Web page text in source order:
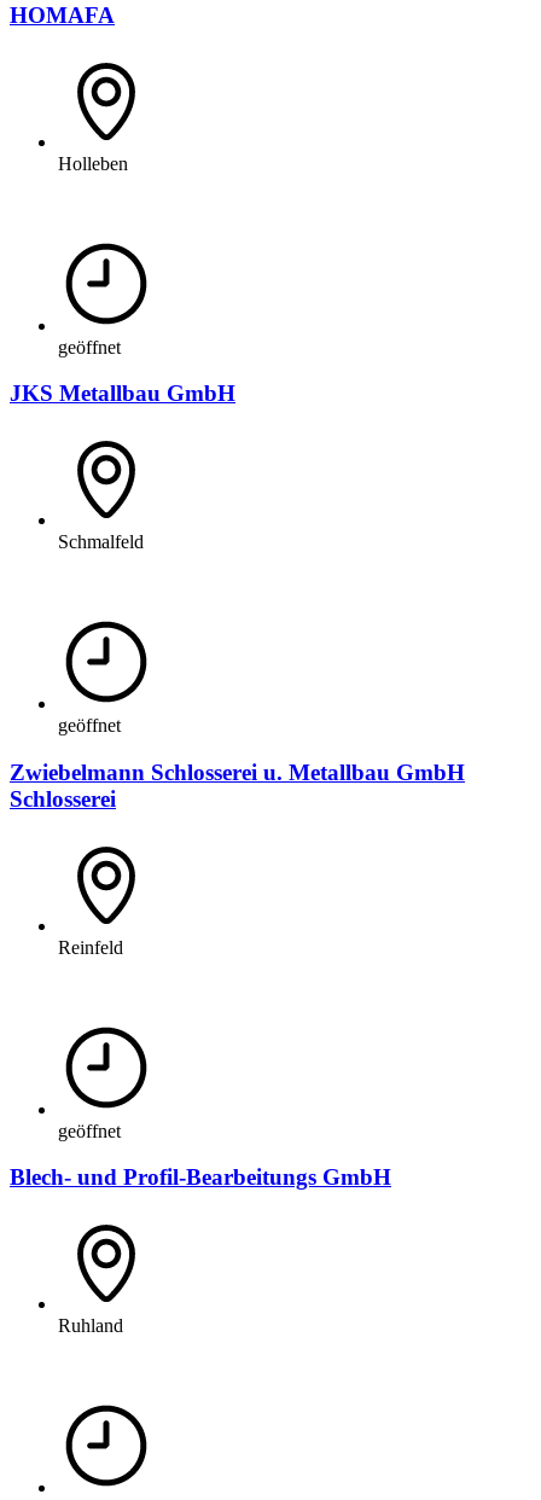
HOMAFA
Holleben
geöffnet
JKS Metallbau GmbH
Schmalfeld
geöffnet
Zwiebelmann Schlosserei u. Metallbau GmbH
Schlosserei
Reinfeld
geöffnet
Blech- und Profil-Bearbeitungs GmbH
Ruhland